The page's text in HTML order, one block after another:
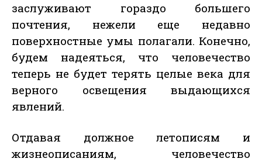
заслуживают гораздо большего
почтения, нежели еще недавно
поверхностные умы полагали. Конечно,
будем надеяться, что человечество
теперь не будет терять целые века для
верного освещения выдающихся
явлений.
Отдавая должное летописям и
жизнеописаниям, человечество